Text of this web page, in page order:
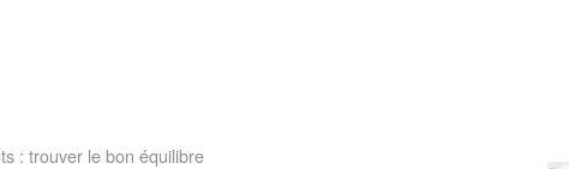
: trouver le bon équilibre